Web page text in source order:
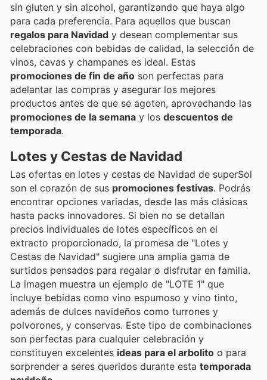
sin gluten y sin alcohol, garantizando que haya algo
para cada preferencia. Para aquellos que buscan
regalos para Navidad y desean complementar sus
celebraciones con bebidas de calidad, la selección de
vinos, cavas y champanes es ideal. Estas
promociones de fin de año son perfectas para
adelantar las compras y asegurar los mejores
productos antes de que se agoten, aprovechando las
promociones de la semana y los descuentos de
temporada.
Lotes y Cestas de Navidad
Las ofertas en lotes y cestas de Navidad de superSol
son el corazón de sus promociones festivas. Podrás
encontrar opciones variadas, desde las más clásicas
hasta packs innovadores. Si bien no se detallan
precios individuales de lotes específicos en el
extracto proporcionado, la promesa de "Lotes y
Cestas de Navidad" sugiere una amplia gama de
surtidos pensados para regalar o disfrutar en familia.
La imagen muestra un ejemplo de "LOTE 1" que
incluye bebidas como vino espumoso y vino tinto,
además de dulces navideños como turrones y
polvorones, y conservas. Este tipo de combinaciones
son perfectas para cualquier celebración y
constituyen excelentes ideas para el arbolito o para
sorprender a seres queridos durante esta temporada